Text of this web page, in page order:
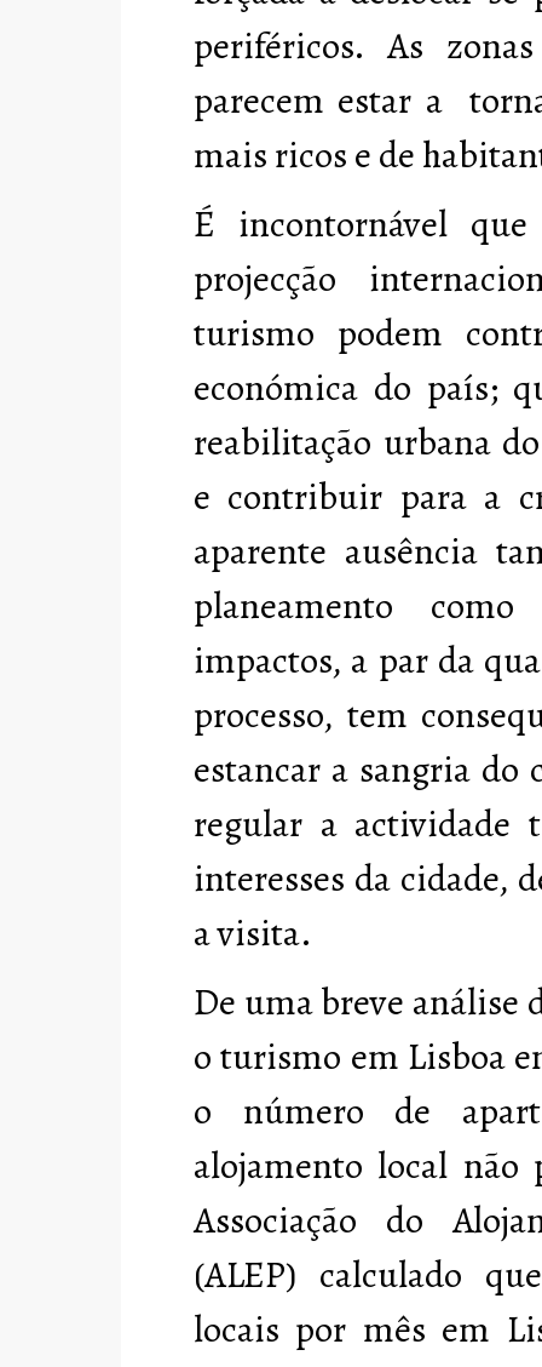
periféricos. As
parecem estar a
mais ricos e de
É incontornável
projecção
turismo podem
económica do país;
reabilitação urbana
e contribuir para a
aparente ausência
planeamento
impactos, a par da
processo, tem
estancar a sangria
regular a actividade
interesses da cidade,
a visita.
De uma breve análise
o turismo em Lisboa
o número de
alojamento local não
Associação do
(ALEP) calculado
locais por mês em